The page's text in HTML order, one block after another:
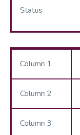
Status
Column 1
Column 2
Column 3